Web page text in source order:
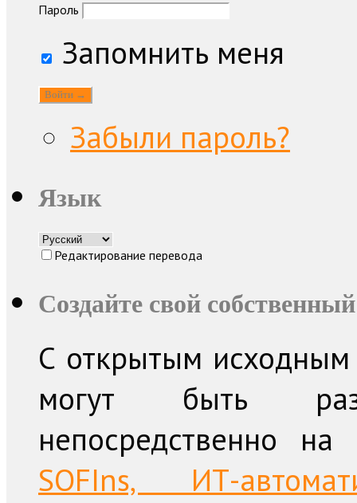
Пароль
Запомнить меня
Забыли пароль?
Язык
Редактирование перевода
Создайте свой
С открытым исходным
могут быть
непосредственно
SOFIns, ИТ-